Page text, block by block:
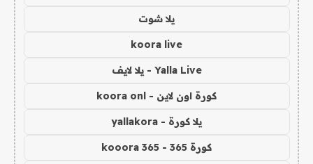
يلا شوت
koora live
Yalla Live - يلا لايف
كورة اون لاين - koora onl
يلا كورة - yallakora
كورة 365 - kooora 365